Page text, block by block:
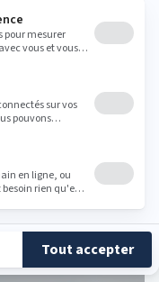
Le sport, meilleur
allié pour dormir
DÉCOUVRIR